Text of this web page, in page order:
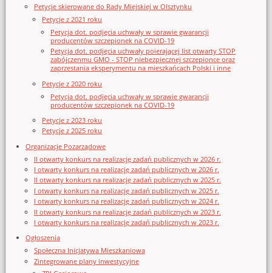
Petycje skierowane do Rady Miejskiej w Olsztynku
Petycje z 2021 roku
Petycja dot. podjęcia uchwały w sprawie gwarancji
producentów szczepionek na COVID-19
Petycja dot. podjęcia uchwały poierającej list otwarty STOP
zabójczenmu GMO - STOP niebezpiecznej szczepionce oraz
zaprzestania eksperymentu na mieszkańcach Polski i inne
Petycje z 2020 roku
Petycja dot. podjęcia uchwały w sprawie gwarancji
producentów szczepionek na COVID-19
Petycje z 2023 roku
Petycje z 2025 roku
Organizacje Pozarządowe
II otwarty konkurs na realizację zadań publicznych w 2026 r.
I otwarty konkurs na realizację zadań publicznych w 2026 r.
II otwarty konkurs na realizację zadań publicznych w 2025 r.
I otwarty konkurs na realizację zadań publicznych w 2025 r.
I otwarty konkurs na realizację zadań publicznych w 2024 r.
II otwarty konkurs na realizację zadań publicznych w 2023 r.
I otwarty konkurs na realizację zadań publicznych w 2023 r.
Ogłoszenia
Społeczna Inicjatywa Mieszkaniowa
Zintegrowane plany inwestycyjne